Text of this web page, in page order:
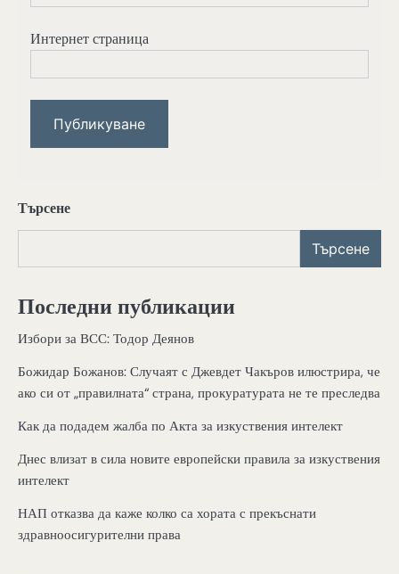
Интернет страница
Търсене
Търсене
Последни публикации
Избори за ВСС: Тодор Деянов
Божидар Божанов: Случаят с Джевдет Чакъров илюстрира, че
ако си от „правилната“ страна, прокуратурата не те преследва
Как да подадем жалба по Акта за изкуствения интелект
Днес влизат в сила новите европейски правила за изкуствения
интелект
НАП отказва да каже колко са хората с прекъснати
здравноосигурителни права